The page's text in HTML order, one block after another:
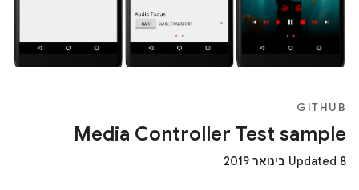
GITHUB
Media Controller Test sample
Updated 8 בינואר 2019